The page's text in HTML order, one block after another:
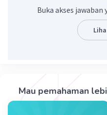
Semoga
5.0(1)
17 April 2024 16:41
Buka akses
Mau pemahaman